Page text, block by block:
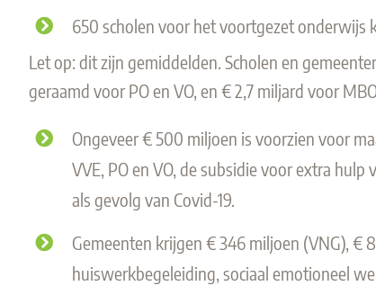
650 scholen voor het voortgezet onderwijs
Let op: dit zijn gemiddelden. Scholen en
geraamd voor PO en VO, en € 2,7 miljard voor
Ongeveer € 500 miljoen is voorzien voor
VVE, PO en VO, de subsidie voor extra
als gevolg van Covid-19.
Gemeenten krijgen € 346 miljoen (VNG), €
huiswerkbegeleiding, sociaal emotioneel